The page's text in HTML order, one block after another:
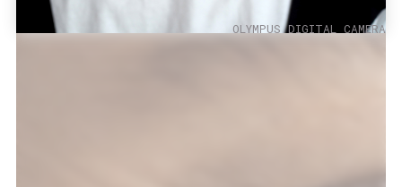
OLYMPUS DIGITAL CAMERA